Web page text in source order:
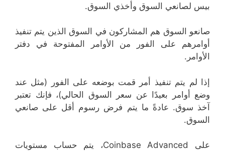
بيس لصانعي السوق وأخذي السوق.
صانعو السوق هم المشاركون في السوق الذين يتم تنفيذ
أوامرهم على الفور من الأوامر المفتوحة في دفتر
الأوامر.
إذا لم يتم تنفيذ أمر قمت بوضعه على الفور (مثل عند
وضع أوامر بعيدًا عن سعر السوق الحالي)، فإنك تعتبر
آخذ سوق. عادةً ما يتم فرض رسوم أقل على صانعي
السوق.
على Coinbase Advanced، يتم حساب مستويات